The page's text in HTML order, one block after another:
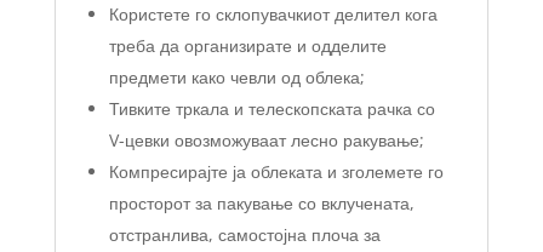
Користете го склопувачкиот делител кога
треба да организирате и одделите
предмети како чевли од облека;
Тивките тркала и телескопската рачка со
V-цевки овозможуваат лесно ракување;
Компресирајте ја облеката и зголемете го
просторот за пакување со вклучената,
отстранлива, самостојна плоча за